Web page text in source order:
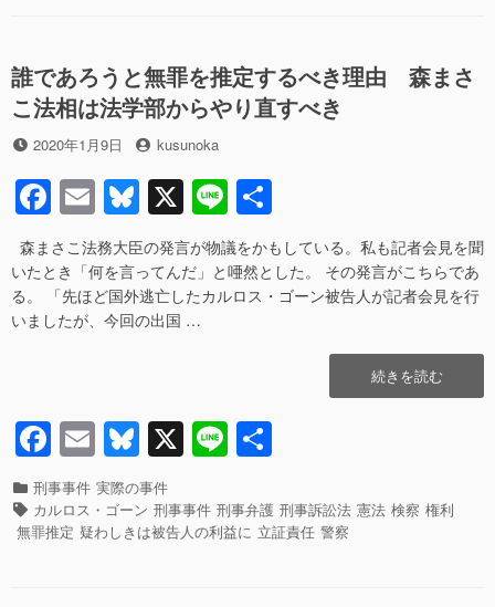
剥
奪
令
の
あ
れ
れ”の
o
k
ー
ン
か
褒
章
を
奪
し
ろ！
勲
章
の
あ
こ
れ
へ
誰であろうと無罪を推定するべき理由 森まさ
こ法相は法学部からやり直すべき
投
日
2020年1月9日
投
者
kusunoka
F
a
c
e
b
o
k
E
m
ail
Bl
u
e
sk
y
X Li
n
e
有
森まさこ法務大臣の発言が物議をかもしている。私も記者会見を聞
いたとき「何を言ってんだ」と唖然とした。 その発言がこちらであ
る。 「先ほど国外逃亡したカルロス・ゴーン被告人が記者会見を行
いましたが、今回の出国 …
“誰
で
無
続きを読む
F
a
c
e
E
m
ail
Bl
u
e
sk
X Li
e
カ
テ
ゴ
刑事事件 実際の事件
タ
グ
カルロス・ゴーン 刑事事件 刑事弁護 刑事訴訟法 憲法 検察 権利
無罪推定 疑わしきは被告人の利益に 立証責任 警察